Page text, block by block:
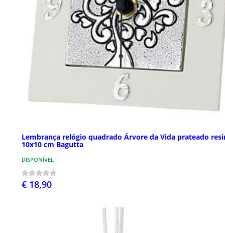
Lembrança relógio quadrado Árvore da Vida prateado
10x10 cm Bagutta
DISPONÍVEL
€ 18,90